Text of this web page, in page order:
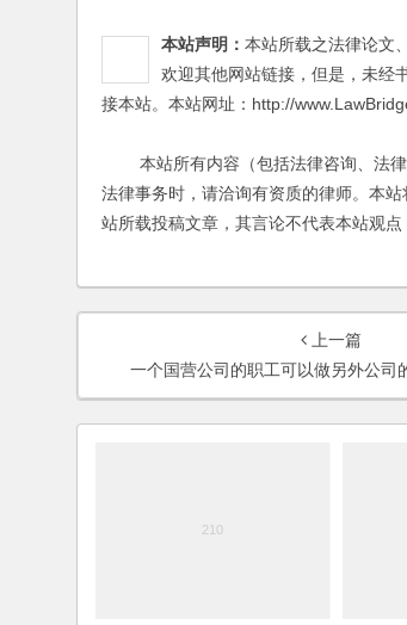
本站声明： 本站所载之法律论文
欢迎其他网站链接，但是，未经
接本站。本站网址：http://
本站所有内容（包括法律咨询、法律
法律事务时，请洽询有资质的律师。本
站所载投稿文章，其言论不代表本站观
上一篇
一个国营公司的职工可以做另外公司